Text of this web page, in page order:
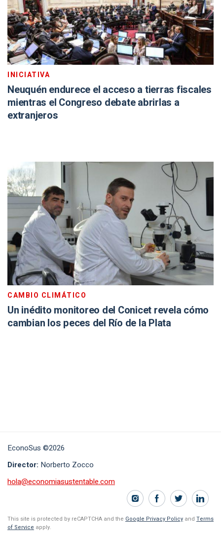
INICIATIVA
Neuquén endurece el acceso a tierras fiscales
mientras el Congreso debate abrirlas a
extranjeros
CAMBIO CLIMÁTICO
Un inédito monitoreo del Conicet revela cómo
cambian los peces del Río de la Plata
EconoSus ©2026
Director: Norberto Zocco
hola@economiasustentable.com
This site is protected by reCAPTCHA and the Google Privacy Policy and Terms
of Service apply.